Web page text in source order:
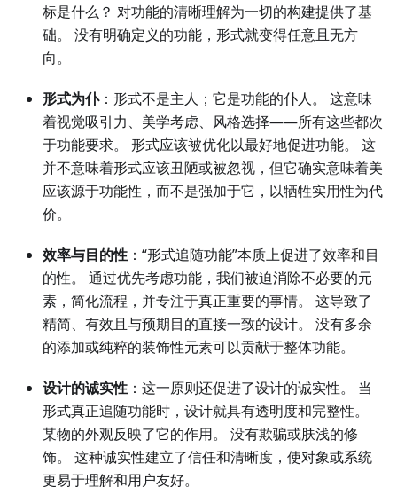
标是什么？ 对功能的清晰理解为一切的构建提供了基
础。 没有明确定义的功能，形式就变得任意且无方
向。
形式为仆：形式不是主人；它是功能的仆人。 这意味
着视觉吸引力、美学考虑、风格选择——所有这些都次
于功能要求。 形式应该被优化以最好地促进功能。 这
并不意味着形式应该丑陋或被忽视，但它确实意味着美
应该源于功能性，而不是强加于它，以牺牲实用性为代
价。
效率与目的性 ：“形式追随功能”本质上促进了效率和目
的性。 通过优先考虑功能，我们被迫消除不必要的元
素，简化流程，并专注于真正重要的事情。 这导致了
精简、有效且与预期目的直接一致的设计。 没有多余
的添加或纯粹的装饰性元素可以贡献于整体功能。
设计的诚实性 ：这一原则还促进了设计的诚实性。 当
形式真正追随功能时，设计就具有透明度和完整性。
某物的外观反映了它的作用。 没有欺骗或肤浅的修
饰。 这种诚实性建立了信任和清晰度，使对象或系统
更易于理解和用户友好。